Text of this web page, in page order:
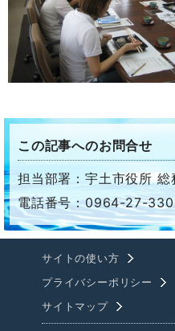
この記事へのお問合せ
担当部署：宇土市役所
電話番号：0964-27-
サイトの使い方
プライバシーポリシー
サイトマップ